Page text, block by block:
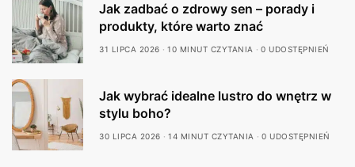
Jak zadbać o zdrowy sen – porady i
produkty, które warto znać
31 LIPCA 2026 10 MINUT CZYTANIA 0 UDOSTĘPNIEŃ
Jak wybrać idealne lustro do wnętrz w
stylu boho?
30 LIPCA 2026 14 MINUT CZYTANIA 0 UDOSTĘPNIEŃ